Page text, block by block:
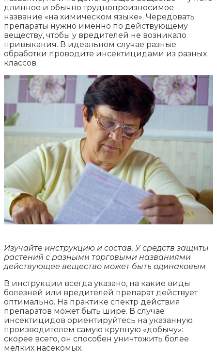
длинное и обычно труднопроизносимое
название «на химическом языке». Чередовать
препараты нужно именно по действующему
веществу, чтобы у вредителей не возникало
привыкания. В идеальном случае разные
обработки проводите инсектицидами из разных
классов.
Изучайте инструкцию и состав. У средств защиты
растений с разными торговыми названиями
действующее вещество может быть одинаковым
В инструкции всегда указано, на какие виды
болезней или вредителей препарат действует
оптимально. На практике спектр действия
препаратов может быть шире. В случае
инсектицидов ориентируйтесь на указанную
производителем самую крупную «добычу»:
скорее всего, он способен уничтожить более
мелких насекомых.